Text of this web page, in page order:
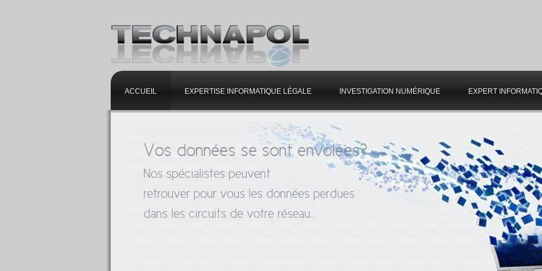
ACCUEIL EXPERTISE INFORMATIQUE LÉGALE INVESTIGATION NUMÉRIQUE EXPERT
Vos données se sont envolées?
Nos spécialistes peuvent
retrouver pour vous les données perdues
dans les circuits de votre réseau..